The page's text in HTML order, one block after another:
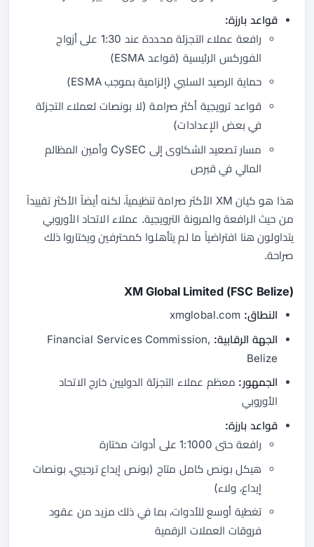
قواعد بارزة:
رافعة عملاء التجزئة محددة عند 1:30 على أزواج
الفوركس الرئيسية (قواعد ESMA)
حماية الرصيد السلبي (إلزامية بموجب ESMA)
قواعد ترويجية أكثر صرامة (لا بونصات لعملاء التجزئة
في بعض الإعدادات)
مسار تصعيد الشكاوى إلى CySEC وأمين المظالم
المالي في قبرص
هذا هو كيان XM الأكثر صرامة تنظيمياً، لكنه أيضاً الأكثر تقييداً
من حيث الرافعة والمرونة الترويجية. عملاء الاتحاد الأوروبي
يتداولون هنا افتراضياً ما لم يتأهلوا كمحترفين ويختاروا ذلك
صراحة.
XM Global Limited (FSC Belize)
النطاق:
الجهة الرقابية: Financial Services Commission,
Belize
الجمهور: معظم عملاء التجزئة الدوليين خارج الاتحاد
الأوروبي
قواعد بارزة:
رافعة حتى 1:1000 على أدوات مختارة
هيكل بونص كامل متاح (بونص إيداع ترحيبي، بونصات
إيداع، ولاء)
تغطية أوسع للأدوات، بما في ذلك مزيد من عقود
فروقات العملات الرقمية